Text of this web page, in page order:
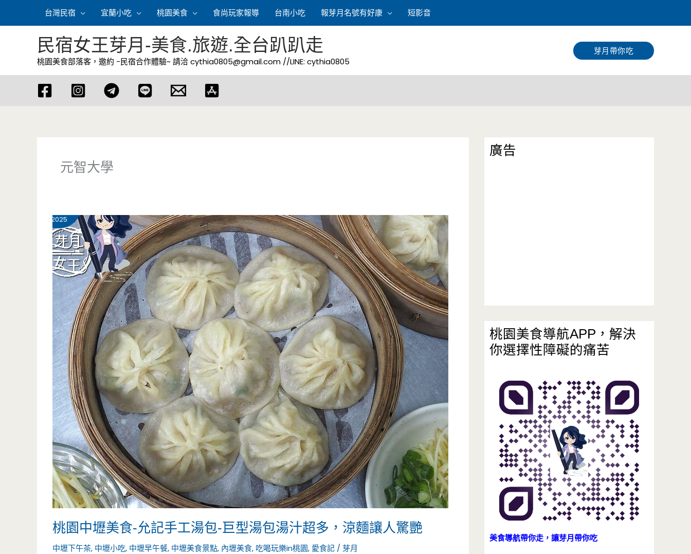
容
台灣民宿 宜蘭小吃 桃園美食 食尚玩家報導 台南小吃 報芽月名號有好康 短影音
尋
民宿女王芽月-美食.旅遊.全台趴趴走
桃園美食部落客，邀約 -民宿合作體驗~ 請洽cythia0805@gmail.com //LINE: cythia0805
芽月帶你吃
元智大學
2025
桃園中壢美食-允記手工湯包-巨型湯包湯汁超多，涼麵讓人驚艷
中壢下午茶, 中壢小吃, 中壢早午餐, 中壢美食景點, 內壢美食, 吃喝玩樂in桃園, 愛食記 /芽月
廣告
桃園美食導航APP，解決
你選擇性障礙的痛苦
美食導航帶你走，讓芽月帶你吃